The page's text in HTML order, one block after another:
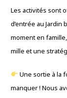
Les activités sont
d’entrée au
moment en
mille et une
Une sortie à la
manquer ! Nous